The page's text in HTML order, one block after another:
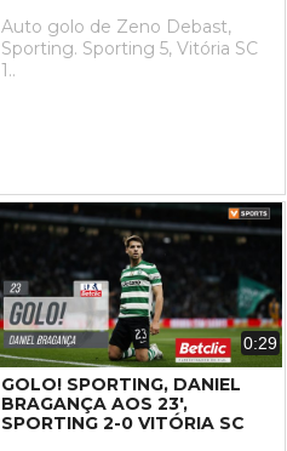
Auto golo de Zeno Debast,
Sporting. Sporting 5, Vitória SC
1..
0:29
GOLO! SPORTING, DANIEL
BRAGANÇA AOS 23',
SPORTING 2-0 VITÓRIA SC